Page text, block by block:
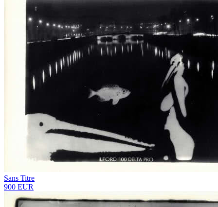
Sans Titre
900 EUR